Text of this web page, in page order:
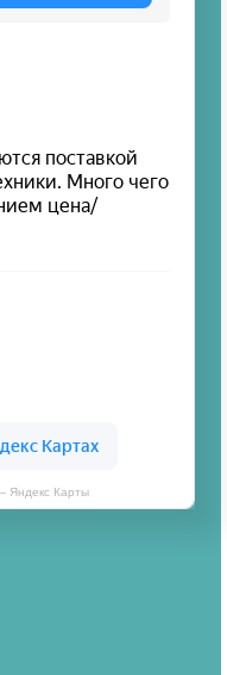
Яндекс Карты